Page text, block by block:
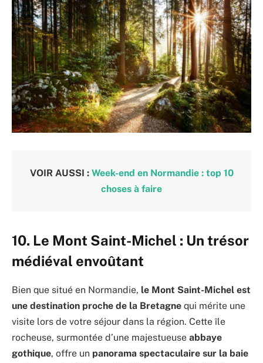
VOIR AUSSI : Week-end en Normandie : top 10
choses à faire
10. Le Mont Saint-Michel : Un trésor
médiéval envoûtant
Bien que situé en Normandie, le Mont Saint-Michel est
une destination proche de la Bretagne qui mérite une
visite lors de votre séjour dans la région. Cette île
rocheuse, surmontée d’une majestueuse abbaye
gothique, offre un panorama spectaculaire sur la baie